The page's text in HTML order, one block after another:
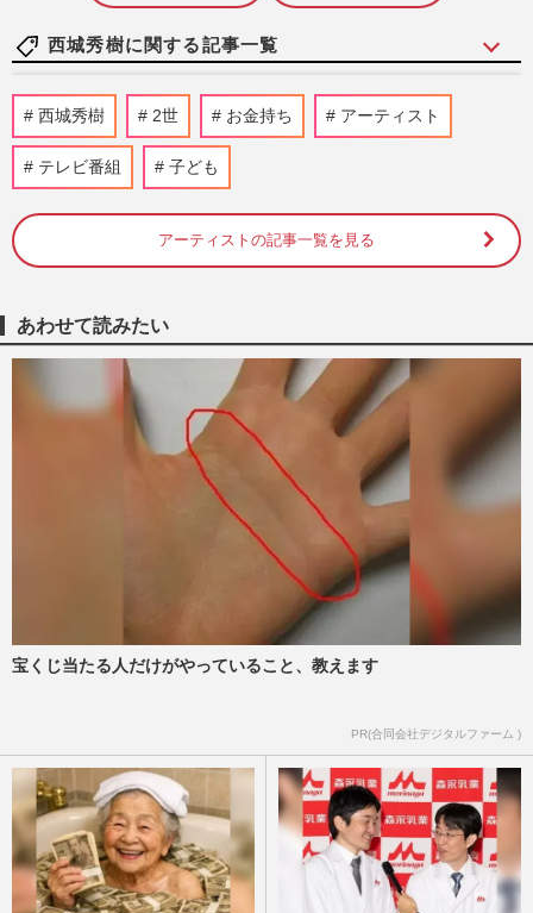
西城秀樹に関する記事一覧
西城秀樹さんの長男・木本慎之介も参
加、“日本最強ボーカル決定戦”が韓国で開
催に「意味わからん」疑問噴…
週刊女性PRIME
藤崎奈々子「写真撮ってる場合か！」サウ
ナを楽しむ姿を公開も“警告”相次ぐ、3か
週刊女性PRIME
【西城秀樹さん七回忌】20歳のイケメン長
男・木本慎之介が歌手デビューへ、生前の
西城さんが語っていた「子…
週刊女性PRIME 2024/5/16
【安倍元首相の国葬】菅さんからの弔辞が
泣けた、タモリから赤塚不二夫さんへ、カ
ンニング竹山から相方へ「…
週刊女性2022年10月11日号 2022/9/28
ピンク・レディー増田惠子「キャンディー
西城秀樹 2世 お金持ち アーティスト
テレビ番組 子ども
アーティストの記事一覧を見る
あわせて読みたい
宝くじ当たる人だけがやっていること、教えます
PR(合同会社デジタルファーム )